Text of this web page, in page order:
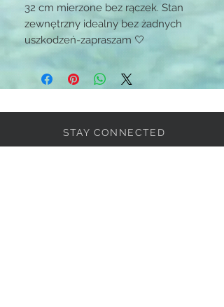
32 cm mierzone bez rączek. Stan
zewnętrzny idealny bez żadnych
uszkodzeń-zapraszam 🤍
STAY CONNECTED